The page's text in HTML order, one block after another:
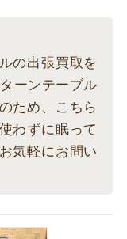
の出張買取を
ーンテーブル
ため、こちら
わずに眠って
気軽にお問い